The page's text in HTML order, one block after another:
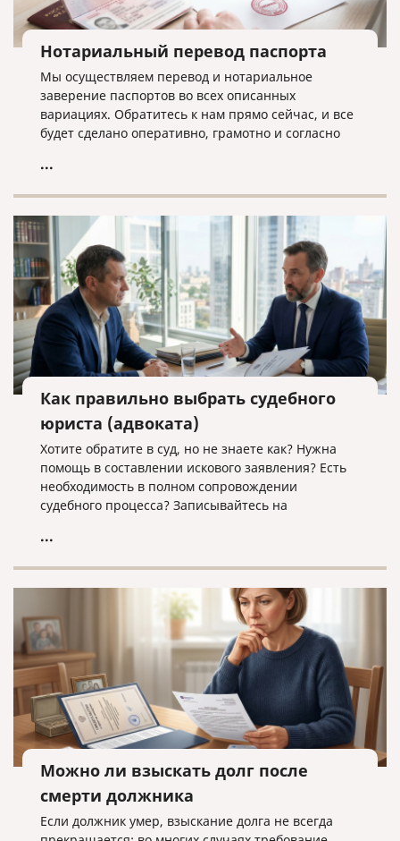
Нотариальный перевод паспорта
Мы осуществляем перевод и нотариальное
заверение паспортов во всех описанных
вариациях. Обратитесь к нам прямо сейчас, и все
будет сделано оперативно, грамотно и согласно
...
Как правильно выбрать судебного
юриста (адвоката)
Хотите обратите в суд, но не знаете как? Нужна
помощь в составлении искового заявления? Есть
необходимость в полном сопровождении
судебного процесса? Записывайтесь на
cлово» по адресу law@pravoislovo.ru
...
Можно ли взыскать долг после
смерти должника
Если должник умер, взыскание долга не всегда